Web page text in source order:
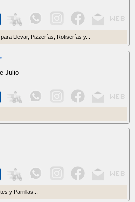
Llevar, Pizzerías, Rotiserías y...
Julio
y Parrillas...